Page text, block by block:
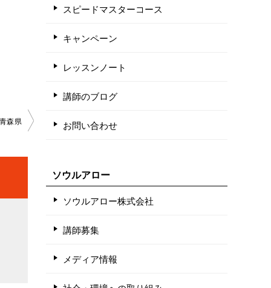
森県
スピードマスターコース
キャンペーン
レッスンノート
講師のブログ
お問い合わせ
ソウルアロー
ソウルアロー株式会社
講師募集
メディア情報